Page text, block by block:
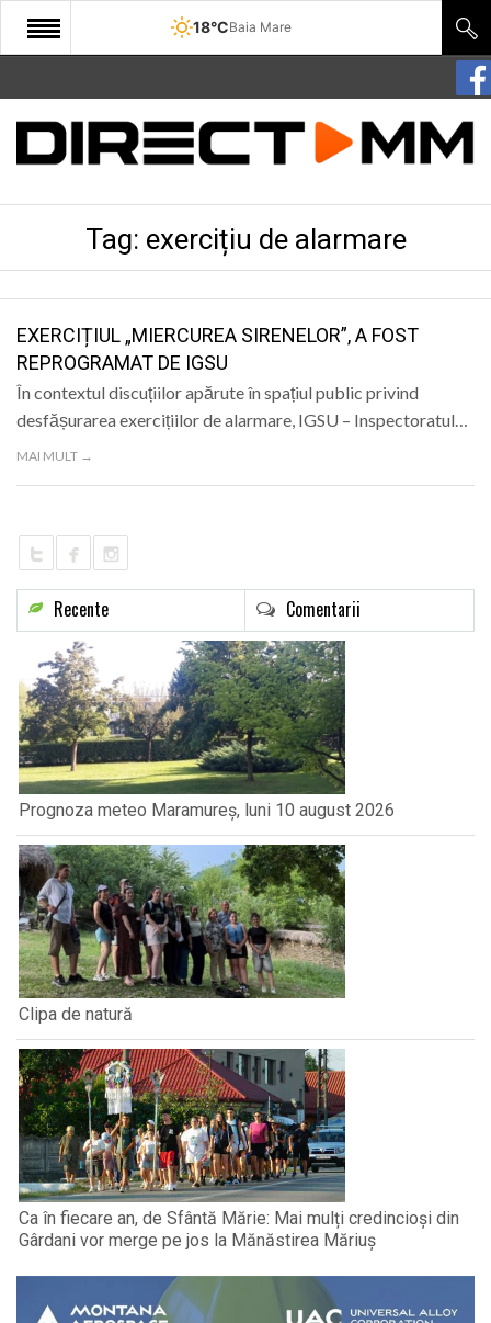
18°CBaia Mare
START
COMUNITATE
CULTURA
SANATATE
SPORT
SPECIAL
POLITIC
Tag: exercițiu de alarmare
EXERCIȚIUL „MIERCUREA SIRENELOR”, A FOST
REPROGRAMAT DE IGSU
În contextul discuțiilor apărute în spațiul public privind
desfășurarea exercițiilor de alarmare, IGSU – Inspectoratul…
MAI MULT →
Recente Comentarii
Prognoza meteo Maramureș, luni 10 august 2026
Clipa de natură
Ca în fiecare an, de Sfântă Mărie: Mai mulți credincioși din
Gârdani vor merge pe jos la Mănăstirea Măriuș